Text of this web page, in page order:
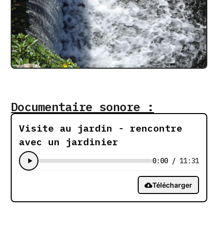
Documentaire sonore :​
Visite au jardin - rencontre
avec un jardinier
0:00 / 11:31
Télécharger